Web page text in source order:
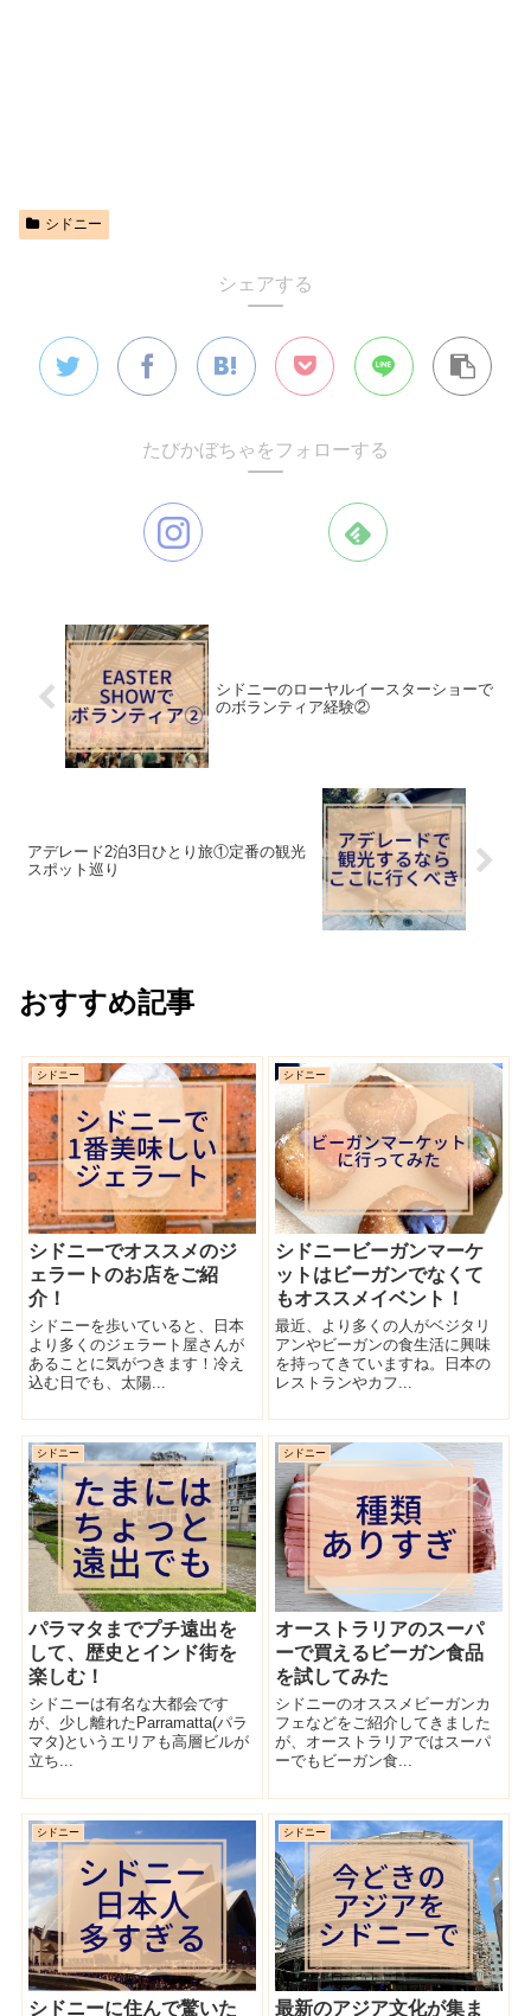
シドニー
シェアする
たびかぼちゃをフォローする
シドニーのローヤルイースターショーで
のボランティア経験②
アデレード2泊3日ひとり旅①定番の観光
スポット巡り
おすすめ記事
シドニー
シドニーでオススメのジ
ェラートのお店をご紹
介！
シドニーを歩いていると、日本
より多くのジェラート屋さんが
あることに気がつきます！冷え
込む日でも、太陽...
シドニー
シドニービーガンマーケ
ットはビーガンでなくて
もオススメイベント！
最近、より多くの人がベジタリ
アンやビーガンの食生活に興味
を持ってきていますね。日本の
レストランやカフ...
シドニー
パラマタまでプチ遠出を
して、歴史とインド街を
楽しむ！
シドニーは有名な大都会です
が、少し離れたParramatta(パラ
マタ)というエリアも高層ビルが
立ち...
シドニー
オーストラリアのスーパ
ーで買えるビーガン食品
を試してみた
シドニーのオススメビーガンカ
フェなどをご紹介してきました
が、オーストラリアではスーパ
ーでもビーガン食...
シドニー
シドニーに住んで驚いた
シドニー
最新のアジア文化が集ま